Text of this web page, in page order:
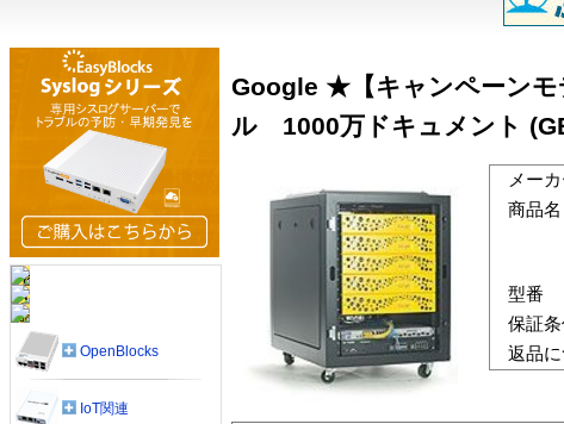
Google ★【キャンペーン
ル 1000万ドキュメント
メー
商品名
型番
保証
返品
OpenBlocks
IoT関連